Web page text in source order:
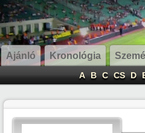
Ajánló Kronológia
A B C CS D